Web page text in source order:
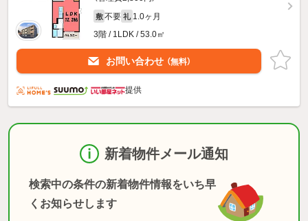
敷 不要 礼 1.0ヶ月
3階 / 1LDK / 53.0㎡
お問い合わせ （無料）
提供
新着物件メール通知
検索中の条件の新着物件情報をいち早
くお知らせします